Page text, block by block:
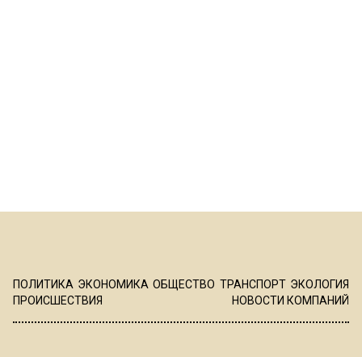
ПОЛИТИКА ЭКОНОМИКА ОБЩЕСТВО ТРАНСПОРТ ЭКОЛОГИЯ
ПРОИСШЕСТВИЯ
НОВОСТИ КОМПАНИЙ